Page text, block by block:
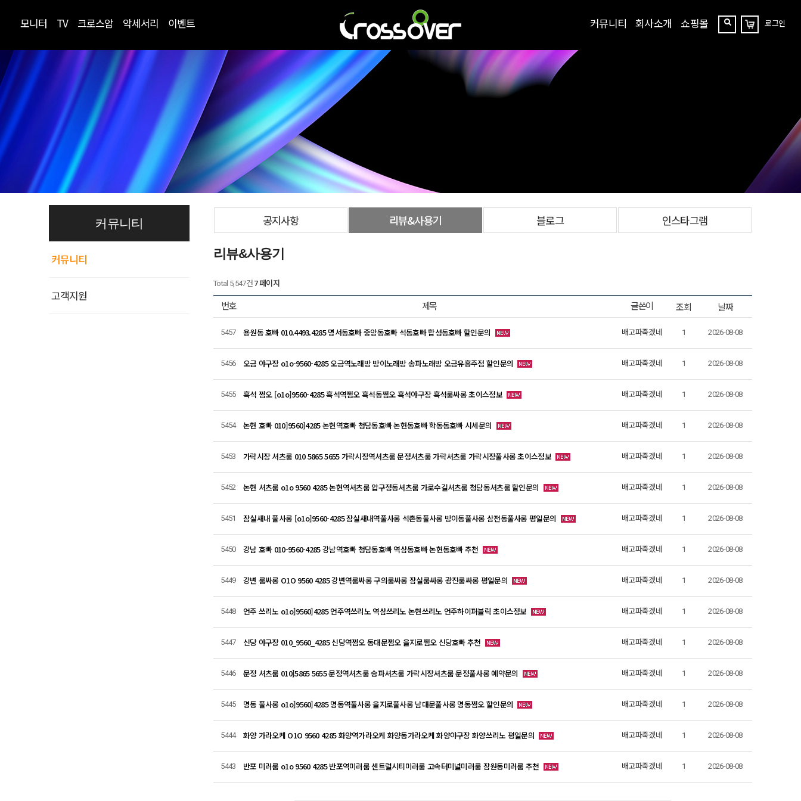
모니터 TV 크로스암 악세서리 이벤트 커뮤니티 회사소개 쇼핑몰
찾
장
바
로그인
커뮤니티
커뮤니티
고객지원
공지사항 리뷰&사용기 블로그 인스타그램
리뷰&사용기
Total 5,547건 7 페이지
번호 제목 글쓴이 조회 날짜
5457 용원동 호빠 010.4493.4285 명서동호빠 중앙동호빠 석동호빠 합성동호빠 할인문의 배고파죽겠네 1 2026-08-08
5456 오금 야구장 o1o-9560-4285 오금역노래방 방이노래방 송파노래방 오금유흥주점 할인문의 배고파죽겠네 1 2026-08-08
5455 흑석 쩜오 [o1o]9560-4285 흑석역쩜오 흑석동쩜오 흑석야구장 흑석룸싸롱 초이스정보 배고파죽겠네 1 2026-08-08
5454 논현 호빠 010]9560]4285 논현역호빠 청담동호빠 논현동호빠 학동동호빠 시세문의 배고파죽겠네 1 2026-08-08
5453 가락시장 셔츠룸 010 5865 5655 가락시장역셔츠룸 문정셔츠룸 가락셔츠룸 가락시장풀사롱 초이스정보 배고파죽겠네 1 2026-08-08
5452 논현 셔츠룸 o1o 9560 4285 논현역셔츠룸 압구정동셔츠룸 가로수길셔츠룸 청담동셔츠룸 할인문의 배고파죽겠네 1 2026-08-08
5451 잠실새내 풀사롱 [o1o]9560-4285 잠실새내역풀사롱 석촌동풀사롱 방이동풀사롱 삼전동풀사롱 평일문의 배고파죽겠네 1 2026-08-08
5450 강남 호빠 010-9560-4285 강남역호빠 청담동호빠 역삼동호빠 논현동호빠 추천 배고파죽겠네 1 2026-08-08
5449 강변 룸싸롱 O1O 9560 4285 강변역룸싸롱 구의룸싸롱 잠실룸싸롱 광진룸싸롱 평일문의 배고파죽겠네 1 2026-08-08
5448 언주 쓰리노 o1o]9560]4285 언주역쓰리노 역삼쓰리노 논현쓰리노 언주하이퍼블릭 초이스정보 배고파죽겠네 1 2026-08-08
5447 신당 야구장 010_9560_4285 신당역쩜오 동대문쩜오 을지로쩜오 신당호빠 추천 배고파죽겠네 1 2026-08-08
5446 문정 셔츠룸 010]5865 5655 문정역셔츠룸 송파셔츠룸 가락시장셔츠룸 문정풀사롱 예약문의 배고파죽겠네 1 2026-08-08
5445 명동 풀사롱 o1o]9560]4285 명동역풀사롱 을지로풀사롱 남대문풀사롱 명동쩜오 할인문의 배고파죽겠네 1 2026-08-08
5444 화양 가라오케 O1O 9560 4285 화양역가라오케 화양동가라오케 화양야구장 화양쓰리노 평일문의 배고파죽겠네 1 2026-08-08
5443 반포 미러룸 o1o 9560 4285 반포역미러룸 센트럴시티미러룸 고속터미널미러룸 잠원동미러룸 추천 배고파죽겠네 1 2026-08-08